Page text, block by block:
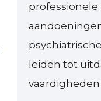
leiden tot
vaardigheden